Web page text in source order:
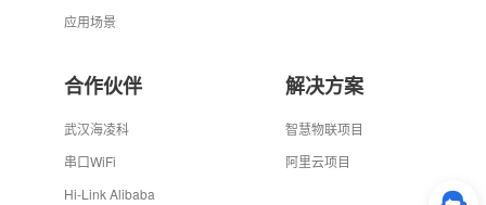
应用场景
合作伙伴
武汉海凌科
串口WiFi
Hi-Link Alibaba
解决方案
智慧物联项目
阿里云项目